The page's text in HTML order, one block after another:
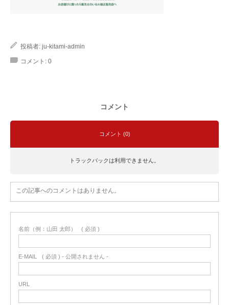
投稿者: ju-kitami-admin
コメント: 0
コメント
コメント (0)
トラックバックは利用できません。
この記事へのコメントはありません。
名前（例：山田 太郎） ( 必須 )
E-MAIL ( 必須 ) - 公開されません -
URL